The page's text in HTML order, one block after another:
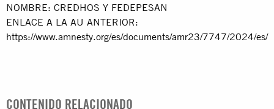
NOMBRE: CREDHOS Y FEDEPESAN
ENLACE A LA AU ANTERIOR:
https://www.amnesty.org/es/documents/amr23/7747/2024/es/
CONTENIDO RELACIONADO